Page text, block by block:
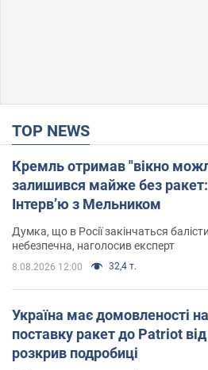
TOP NEWS
Кремль отримав "вікно
залишився майже без ракет:
Інтерв’ю з Мельником
Думка, що в Росії закінчаться
небезпечна, наголосив експерт
8.08.2026 12:00 32,4 т.
Україна має домовленості
поставку ракет до Patriot
розкрив подробиці